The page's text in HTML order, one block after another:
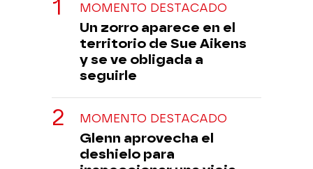
MOMENTO DESTACADO
Un zorro aparece en el
territorio de Sue Aikens
y se ve obligada a
seguirle
MOMENTO DESTACADO
Glenn aprovecha el
deshielo para